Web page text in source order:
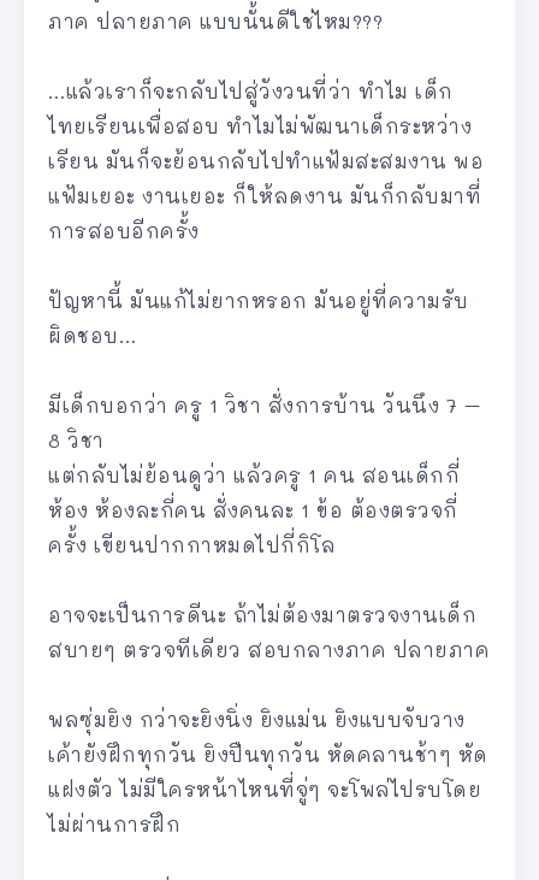
ภาค ปลายภาค แบบนั้นดีใช่ไหม???
…แล้วเราก็จะกลับไปสู่วังวนที่ว่า ทำไม เด็ก
ไทยเรียนเพื่อสอบ ทำไมไม่พัฒนาเด็กระหว่าง
เรียน มันก็จะย้อนกลับไปทำแฟ้มสะสมงาน พอ
แฟ้มเยอะ งานเยอะ ก็ให้ลดงาน มันก็กลับมาที่
การสอบอีกครั้ง
ปัญหานี้ มันแก้ไม่ยากหรอก มันอยู่ที่ความรับ
ผิดชอบ…
มีเด็กบอกว่า ครู 1 วิชา สั่งการบ้าน วันนึง 7 –
8 วิชา
แต่กลับไม่ย้อนดูว่า แล้วครู 1 คน สอนเด็กกี่
ห้อง ห้องละกี่คน สั่งคนละ 1 ข้อ ต้องตรวจกี่
ครั้ง เขียนปากกาหมดไปกี่กิโล
อาจจะเป็นการดีนะ ถ้าไม่ต้องมาตรวจงานเด็ก
สบายๆ ตรวจทีเดียว สอบกลางภาค ปลายภาค
พลซุ่มยิง กว่าจะยิงนิ่ง ยิงแม่น ยิงแบบจับวาง
เค้ายังฝึกทุกวัน ยิงปืนทุกวัน หัดคลานช้าๆ หัด
แฝงตัว ไม่มีใครหน้าไหนที่จู่ๆ จะโพล่ไปรบโดย
ไม่ผ่านการฝึก